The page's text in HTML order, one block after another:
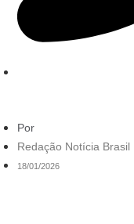
Por
Redação Notícia Brasil
18/01/2026